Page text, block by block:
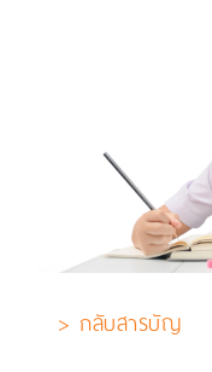
> กลับสารบัญ